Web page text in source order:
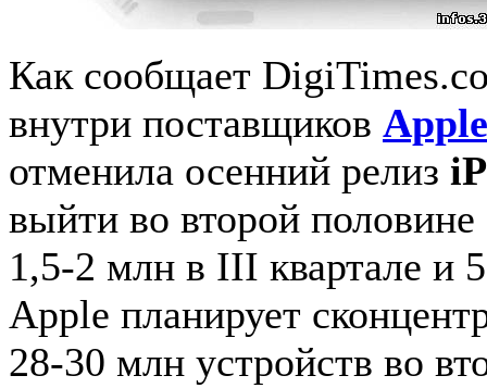
Как сообщает
внутри поставщиков Apple
отменила осенний релиз
выйти во второй
1,5-2 млн в III квартале и
Apple планирует
28-30 млн устройств во